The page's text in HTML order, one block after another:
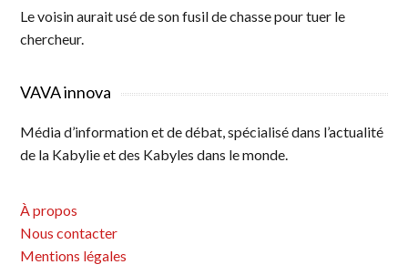
Le voisin aurait usé de son fusil de chasse pour tuer le
chercheur.
VAVA innova
Média d’information et de débat, spécialisé dans l’actualité
de la Kabylie et des Kabyles dans le monde.
À propos
Nous contacter
Mentions légales